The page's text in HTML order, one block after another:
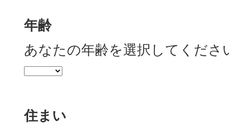
年齢
あなたの年齢を選択してくださ
住まい